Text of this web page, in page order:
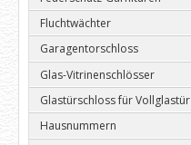
Fluchtwächter
Garagentorschloss
Glas-Vitrinenschlösser
Glastürschloss für Vollglastür
Hausnummern